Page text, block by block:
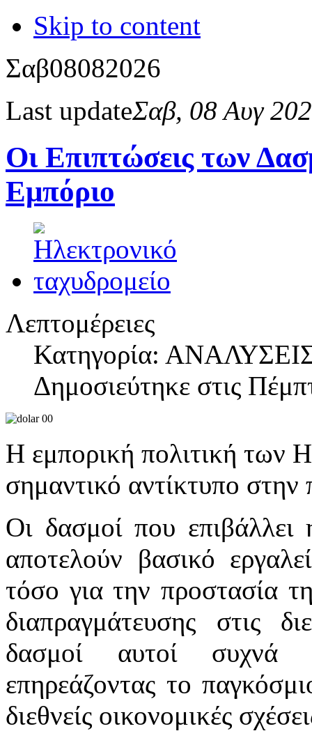
Skip to content
Σαβ08082026
Last updateΣαβ, 08 Αυγ
Οι Επιπτώσεις των
Εμπόριο
Λεπτομέρειες
Κατηγορία:
Δημοσιεύτηκε στις
Η εμπορική πολιτική των
σημαντικό αντίκτυπο στην
Οι δασμοί που επιβάλλει
αποτελούν βασικό
τόσο για την προστασία
διαπραγμάτευσης στις
δασμοί αυτοί συχνά
επηρεάζοντας το
διεθνείς οικονομικές